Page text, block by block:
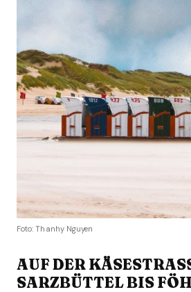
Foto: Thanhy Nguyen
AUF DER
ARZBÜTTEL BIS FÖHR